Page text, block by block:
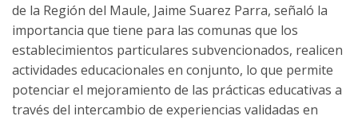
de la Región del Maule, Jaime Suarez Parra, señaló la
importancia que tiene para las comunas que los
establecimientos particulares subvencionados, realicen
actividades educacionales en conjunto, lo que permite
potenciar el mejoramiento de las prácticas educativas a
través del intercambio de experiencias validadas en